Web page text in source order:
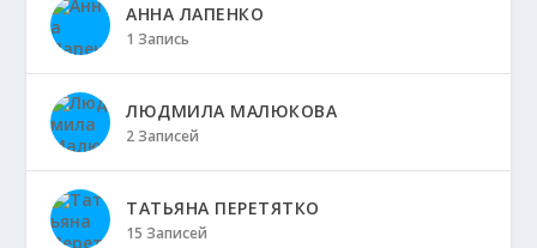
АННА ЛАПЕНКО
1 Запись
ЛЮДМИЛА МАЛЮКОВА
2 Записей
ТАТЬЯНА ПЕРЕТЯТКО
15 Записей